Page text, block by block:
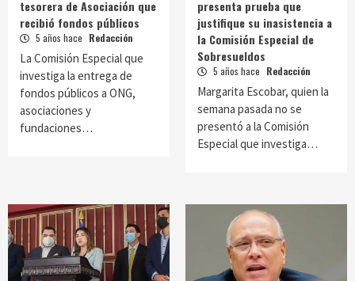
tesorera de Asociación que
recibió fondos públicos
5 años hace Redacción
La Comisión Especial que
investiga la entrega de
fondos públicos a ONG,
asociaciones y
fundaciones…
presenta prueba que
justifique su inasistencia a
la Comisión Especial de
Sobresueldos
5 años hace Redacción
Margarita Escobar, quien la
semana pasada no se
presentó a la Comisión
Especial que investiga…